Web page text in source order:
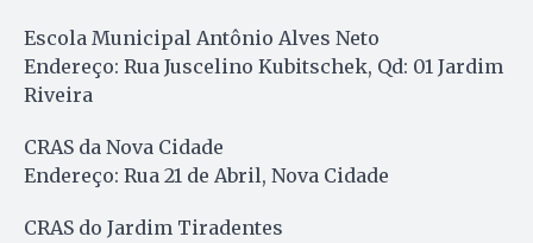
Escola Municipal Antônio Alves Neto
Endereço: Rua Juscelino Kubitschek, Qd: 01 Jardim
Riveira
CRAS da Nova Cidade
Endereço: Rua 21 de Abril, Nova Cidade
CRAS do Jardim Tiradentes